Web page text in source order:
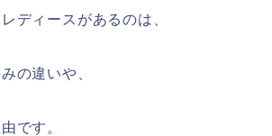
ディースがあるのは、
の違いや、
です。